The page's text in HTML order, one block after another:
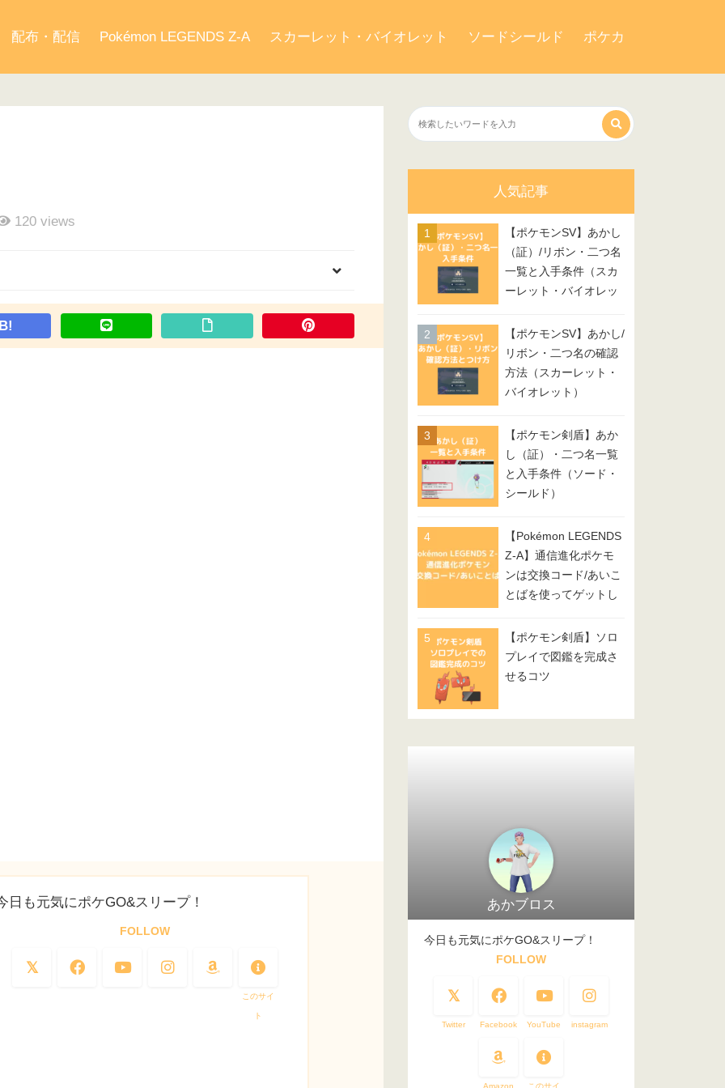
配布・配信 Pokémon LEGENDS Z-A スカーレット・バイオレット ソードシールド ポケカ
120 views
日も元気にポケGO&スリープ！
FOLLOW
このサイ
ト
人気記事
【ポケモンSV】あかし
（証）/リボン・二つ名
一覧と入手条件（スカ
ーレット・バイオレッ
【ポケモンSV】あかし/
リボン・二つ名の確認
方法（スカーレット・
バイオレット）
【ポケモン剣盾】あか
し（証）・二つ名一覧
と入手条件（ソード・
シールド）
【Pokémon LEGENDS
Z-A】通信進化ポケモ
ンは交換コード/あいこ
とばを使ってゲットし
【ポケモン剣盾】ソロ
プレイで図鑑を完成さ
せるコツ
あかブロス
今日も元気にポケGO&スリープ！
FOLLOW
Twitter Facebook YouTube instagram
Amazon このサイ